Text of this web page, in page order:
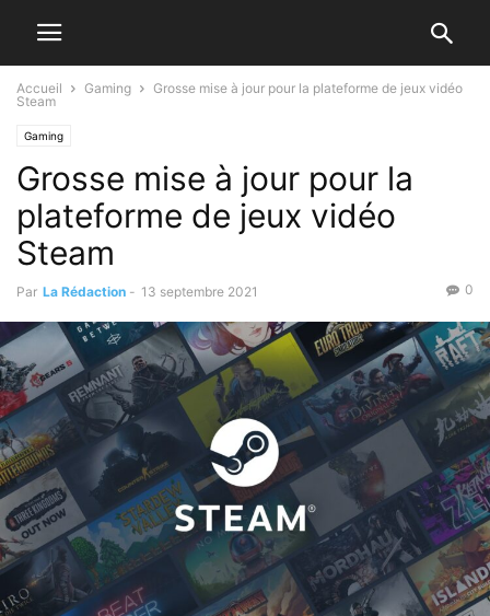
Accueil Gaming
Grosse mise à jour pour la plateforme de jeux vidéo
Steam
Gaming
Grosse mise à jour pour la
plateforme de jeux vidéo
Steam
Par La Rédaction - 13 septembre 2021 0